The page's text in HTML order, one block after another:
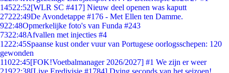
14522:52[WLR SC #417] Nieuw deel openen was kaputt
27222:49De Avondetappe #176 - Met Ellen ten Damme.
922:48Opmerkelijke foto's van Funda #243
7322:48Afvallen met injecties #4
1222:45Spaanse kust onder vuur van Portugese oorlogsschepen: 120
gewonden
11022:45[FOK!Voetbalmanager 2026/2027] #1 We zijn er weer
21922:38[Live Eredivisie #1784] Dying seconds van het seizoen!